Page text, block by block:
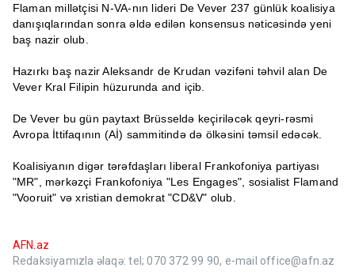
Flaman millətçisi N-VA-nın lideri De Vever 237 günlük koalisiya
danışıqlarından sonra əldə edilən konsensus nəticəsində yeni
baş nazir olub.
Hazırkı baş nazir Aleksandr de Krudan vəzifəni təhvil alan De
Vever Kral Filipin hüzurunda and içib.
De Vever bu gün paytaxt Brüsseldə keçiriləcək qeyri-rəsmi
Avropa İttifaqının (Aİ) sammitində də ölkəsini təmsil edəcək.
Koalisiyanın digər tərəfdaşları liberal Frankofoniya partiyası
"MR", mərkəzçi Frankofoniya "Les Engages", sosialist Flamand
"Vooruit" və xristian demokrat "CD&V" olub.
AFN.az
Redaksiyamızla əlaqə: tel; 070 372 99 90, e-mail office@afn.az